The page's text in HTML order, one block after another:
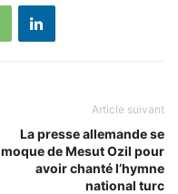
Article suivant
La presse allemande se
moque de Mesut Ozil pour
avoir chanté l’hymne
national turc